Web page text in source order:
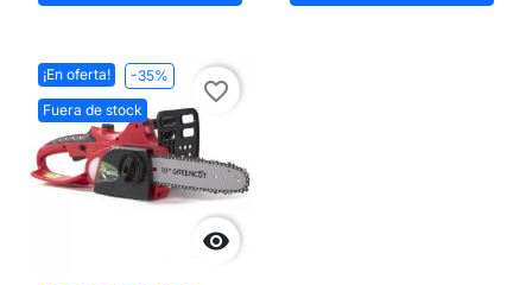
¡En oferta!
-35%
Fuera de stock

favorite_border